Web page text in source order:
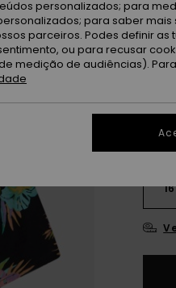
Cor
16
personalizados; para
para saber mais
parceiros. Podes definir as
ou para recusar
medição de audiências).